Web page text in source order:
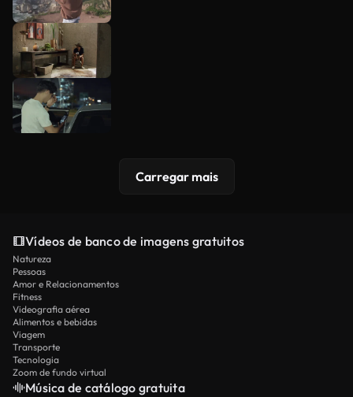
Carregar mais
Vídeos de banco de imagens gratuitos
Natureza
Pessoas
Amor e Relacionamentos
Fitness
Videografia aérea
Alimentos e bebidas
Viagem
Transporte
Tecnologia
Zoom de fundo virtual
Música de catálogo gratuita